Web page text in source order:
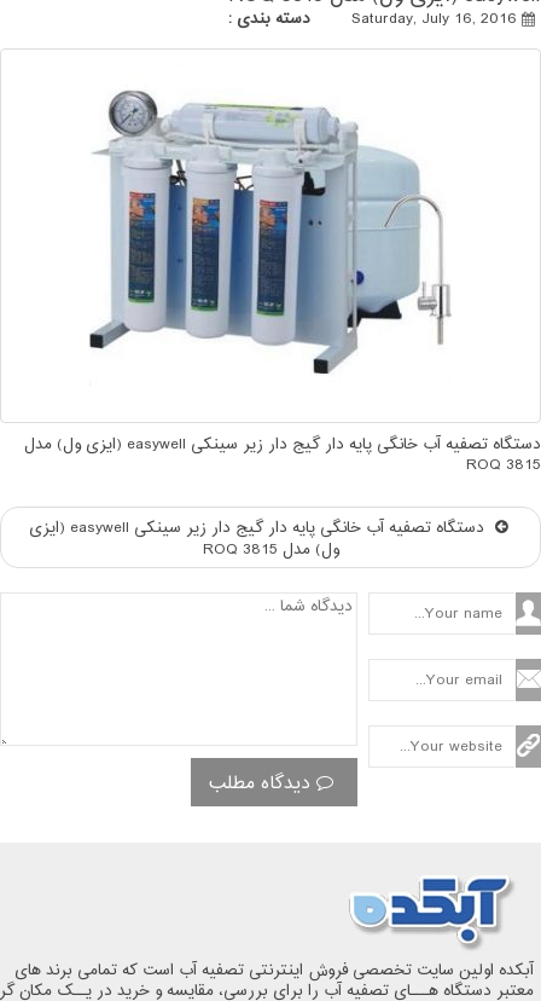
دسته بندی :
دستگاه تصفیه آب خانگی پایه دار گیج دار زیر سینکی easywell (ایزی ول) مدل
ROQ 3815
دستگاه تصفیه آب خانگی پایه دار گیج دار زیر سینکی easywell (ایزی
ول) مدل ROQ 3815
دیدگاه مطلب
آبکده اولین سایت تخصصی فروش اینترنتی تصفیه آب است که تمامی برند های
معتبر دستگاه هـــای تصفیه آب را برای بررسی، مقایسه و خرید در یــک مکان